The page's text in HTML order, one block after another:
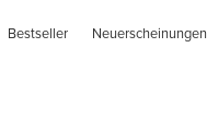
Bestseller Neuerscheinungen